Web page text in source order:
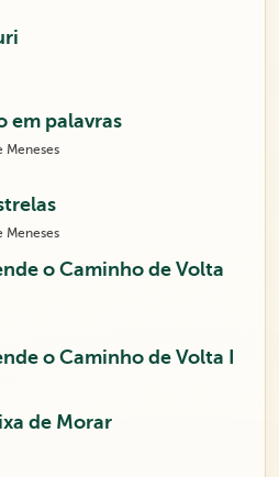
em palavras
Meneses
Meneses
o Caminho de Volta
o Caminho de Volta I
de Morar